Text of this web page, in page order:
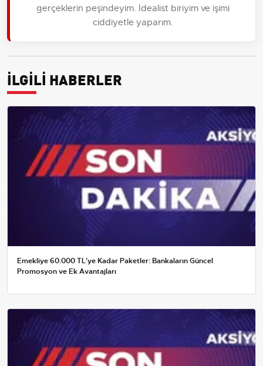
gerçeklerin peşindeyim. İdealist biriyim ve işimi
ciddiyetle yaparım.
İLGİLİ HABERLER
Emekliye 60.000 TL'ye Kadar Paketler: Bankaların Güncel
Promosyon ve Ek Avantajları